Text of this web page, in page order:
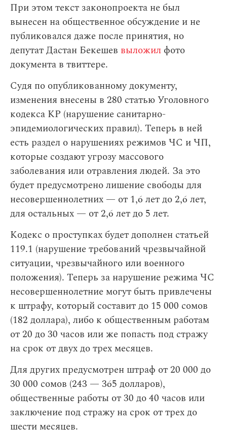
При этом текст законопроекта не был
вынесен на общественное обсуждение и не
публиковался даже после принятия, но
депутат Дастан Бекешев выложил фото
документа в твиттере.
Судя по опубликованному документу,
изменения внесены в 280 статью Уголовного
кодекса КР (нарушение санитарно-
эпидемиологических правил). Теперь в ней
есть раздел о нарушениях режимов ЧС и ЧП,
которые создают угрозу массового
заболевания или отравления людей. За это
будет предусмотрено лишение свободы для
несовершеннолетних — от 1,6 лет до 2,6 лет,
для остальных — от 2,6 лет до 5 лет.
Кодекс о проступках будет дополнен статьей
119.1 (нарушение требований чрезвычайной
ситуации, чрезвычайного или военного
положения). Теперь за нарушение режима ЧС
несовершеннолетние могут быть привлечены
к штрафу, который составит до 15 000 сомов
(182 доллара), либо к общественным работам
от 20 до 30 часов или же попасть под стражу
на срок от двух до трех месяцев.
Для других предусмотрен штраф от 20 000 до
30 000 сомов (243 — 365 долларов),
общественные работы от 30 до 40 часов или
заключение под стражу на срок от трех до
шести месяцев.